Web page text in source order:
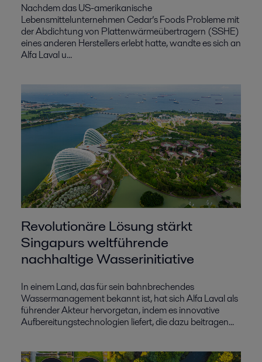
Nachdem das US-amerikanische
Lebensmittelunternehmen Cedar’s Foods Probleme mit
der Abdichtung von Plattenwärmeübertragern (SSHE)
eines anderen Herstellers erlebt hatte, wandte es sich an
Alfa Laval u...
Revolutionäre Lösung stärkt
Singapurs weltführende
nachhaltige Wasserinitiative
In einem Land, das für sein bahnbrechendes
Wassermanagement bekannt ist, hat sich Alfa Laval als
führender Akteur hervorgetan, indem es innovative
Aufbereitungstechnologien liefert, die dazu beitragen...